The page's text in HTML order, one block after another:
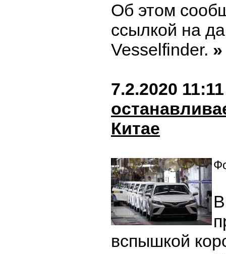
Об этом
ссылкой на
Vesselfinder. »
7.2.2020 11:11
Китае
вспышкой